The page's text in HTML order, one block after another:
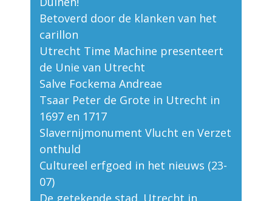
Betoverd door de klanken van het
carillon
Utrecht Time Machine presenteert
de Unie van Utrecht
Salve Fockema Andreae
Tsaar Peter de Grote in Utrecht in
1697 en 1717
Slavernijmonument Vlucht en Verzet
onthuld
Cultureel erfgoed in het nieuws (23-
07)
De getekende stad. Utrecht in